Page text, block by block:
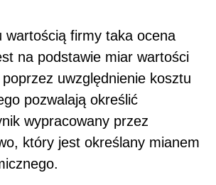
wartością firmy taka ocena
na podstawie miar wartości
uwzględnienie kosztu
pozwalają określić
wypracowany przez
który jest określany mianem